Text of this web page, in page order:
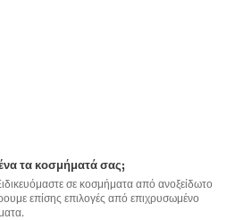
τα κοσμήματά σας;
σε κοσμήματα από ανοξείδωτο
επίσης επιλογές από επιχρυσωμένο